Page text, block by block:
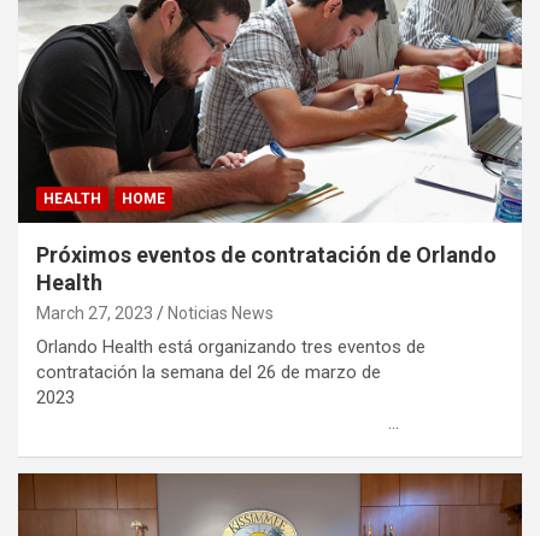
HEALTH HOME
Próximos eventos de contratación de Orlando
Health
March 27, 2023 Noticias News
Orlando Health está organizando tres eventos de
contratación la semana del 26 de marzo de
2023
…